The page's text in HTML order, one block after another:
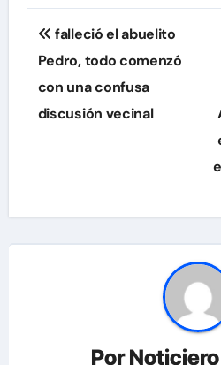
Navegación
de
entradas
falleció el abuelito
Pedro, todo comenzó
con una confusa
discusión vecinal
Por